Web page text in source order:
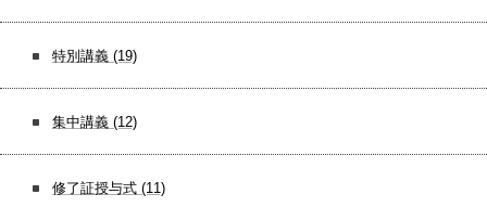
特別講義 (19)
集中講義 (12)
修了証授与式 (11)